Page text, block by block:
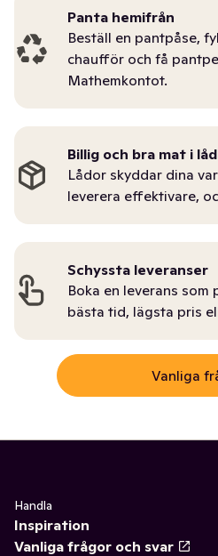
Panta hemifrån
Beställ en pantpåse,
chaufför och få
Mathemkontot.
Billig och bra mat i
Lådor skyddar dina
leverera effektivare,
Schyssta leveranser
Boka en leverans
bästa tid, lägsta pris
Vanliga
Handla
Inspiration
Vanliga frågor och svar